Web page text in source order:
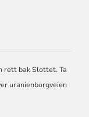
rett bak Slottet. Ta
uranienborgveien